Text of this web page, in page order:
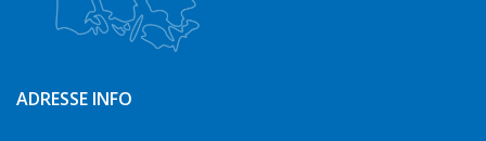
ADRESSE INFO